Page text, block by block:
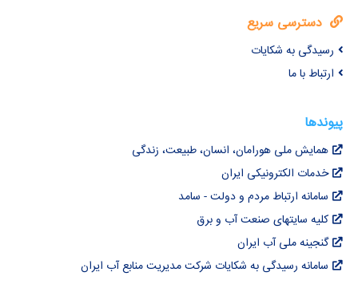
دسترسی سریع
رسیدگی به شکایات
ارتباط با ما
پیوندها
همایش ملی هورامان، انسان، طبیعت، زندگی
خدمات الکترونیکی ایران
سامانه ارتباط مردم و دولت - سامد
کلیه سایتهای صنعت آب و برق
گنجینه ملی آب ایران
سامانه رسیدگی به شکایات شرکت مدیریت منابع آب ایران